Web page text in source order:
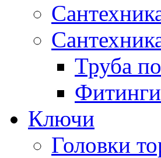
Труба
Ключи
Головки